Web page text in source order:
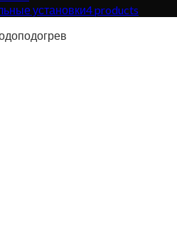
установки4products